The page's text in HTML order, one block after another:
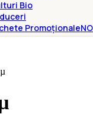
Bio
Promoționale